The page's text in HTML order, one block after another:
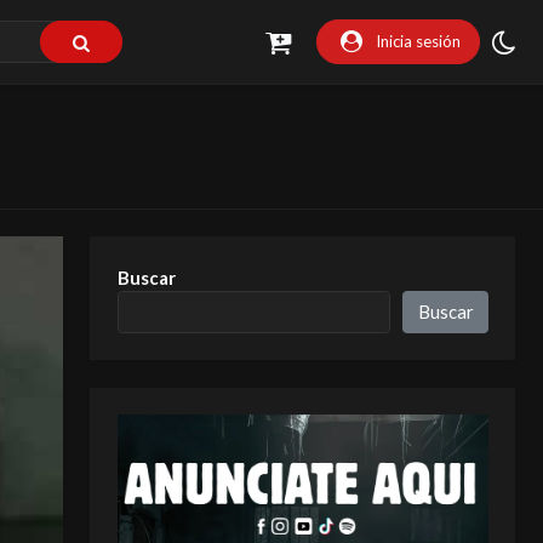
Inicia sesión
Buscar
Buscar